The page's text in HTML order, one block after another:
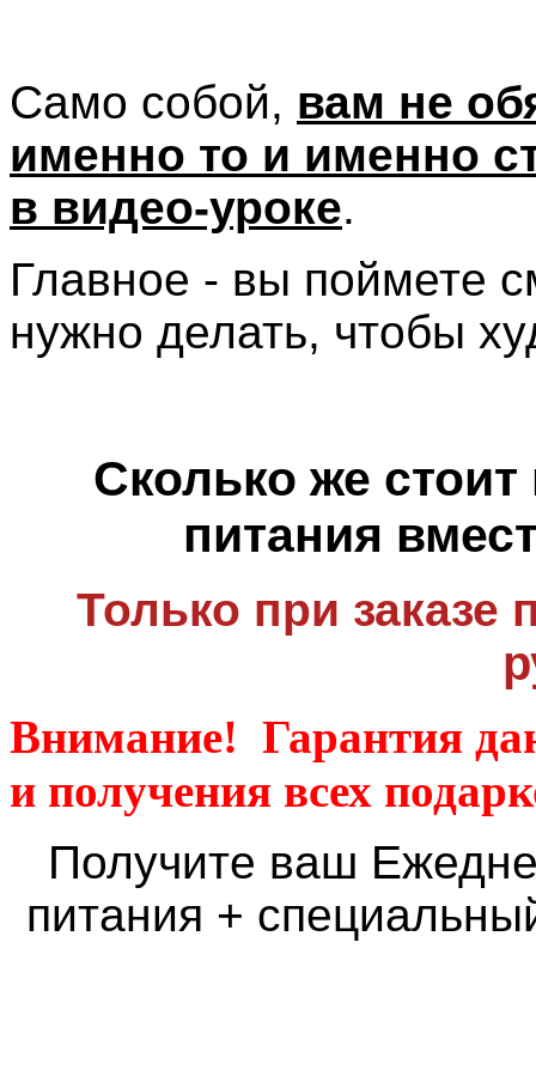
Само собой, вам не
именно то и именно
в видео-уроке.
Главное - вы поймете
нужно делать, чтобы
Сколько же
питания
Только при заказе
Внимание! Гарантия
и получения всех
Получите ваш
питания +